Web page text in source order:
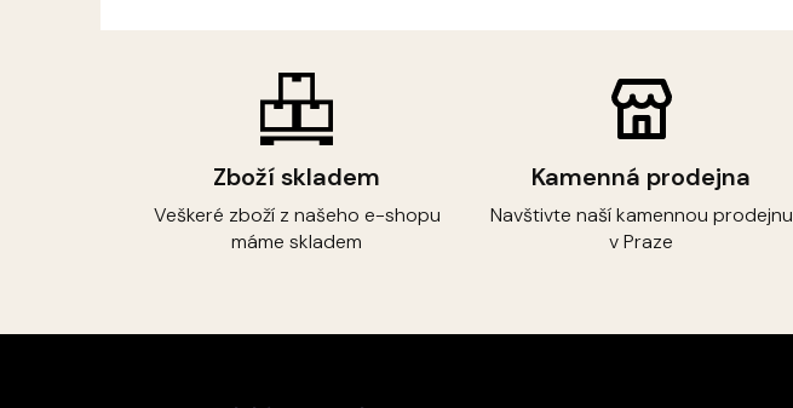
Zboží skladem
Veškeré zboží z našeho e-shopu
máme skladem
Kamenná prodejna
Navštivte naší kamennou prodejnu
v Praze